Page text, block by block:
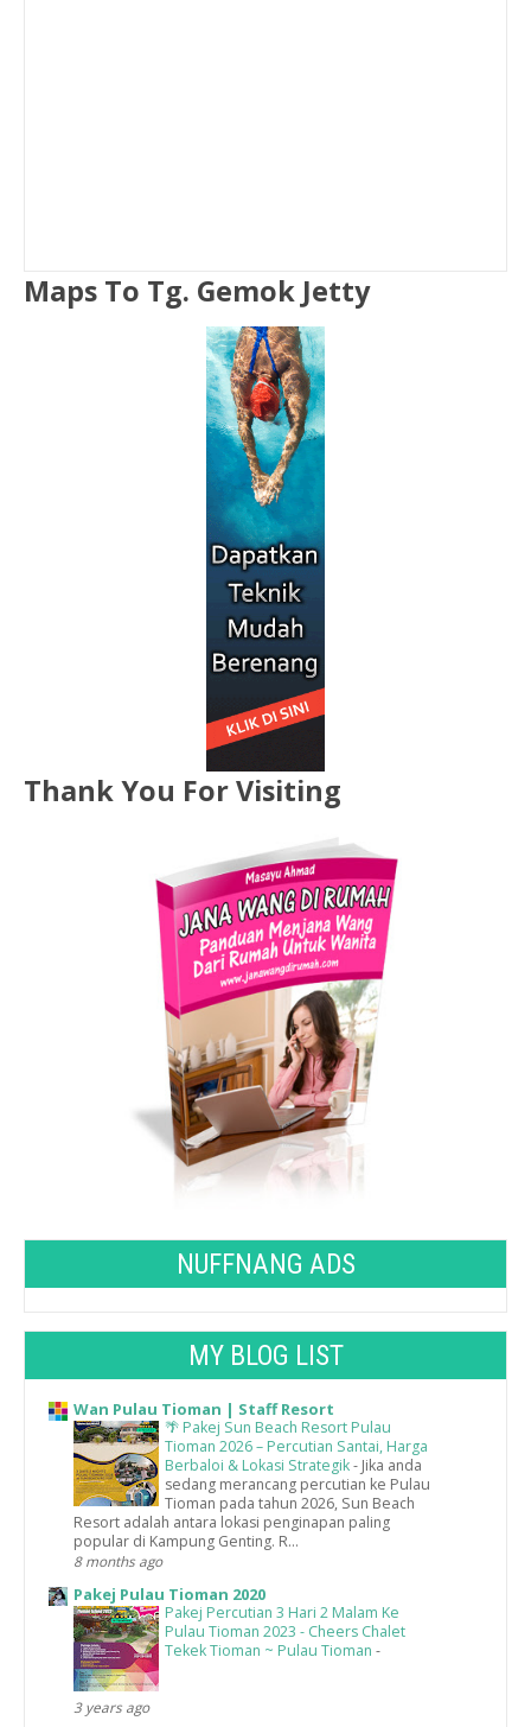
Maps To Tg. Gemok Jetty
Thank You For Visiting
NUFFNANG ADS
MY BLOG LIST
Wan Pulau Tioman | Staff Resort
🌴 Pakej Sun Beach Resort Pulau
Tioman 2026 – Percutian Santai, Harga
Berbaloi & Lokasi Strategik- Jika anda
sedang merancang percutian ke Pulau
Tioman pada tahun 2026, Sun Beach
Resort adalah antara lokasi penginapan paling
popular di Kampung Genting. R...
8 months ago
Pakej Pulau Tioman 2020
Pakej Percutian 3 Hari 2 Malam Ke
Pulau Tioman 2023 - Cheers Chalet
Tekek Tioman ~ Pulau Tioman -
3 years ago